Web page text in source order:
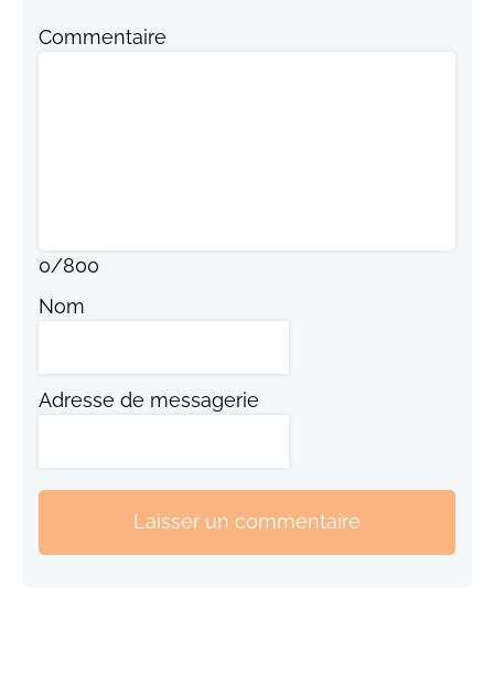
Commentaire
0/800
Nom
Adresse de messagerie
Laisser un commentaire